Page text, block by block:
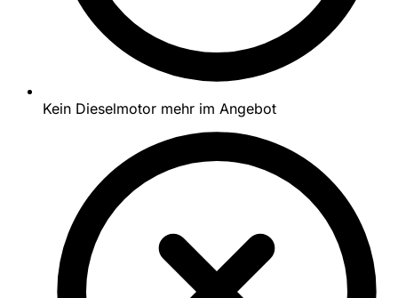
Kein Dieselmotor mehr im Angebot